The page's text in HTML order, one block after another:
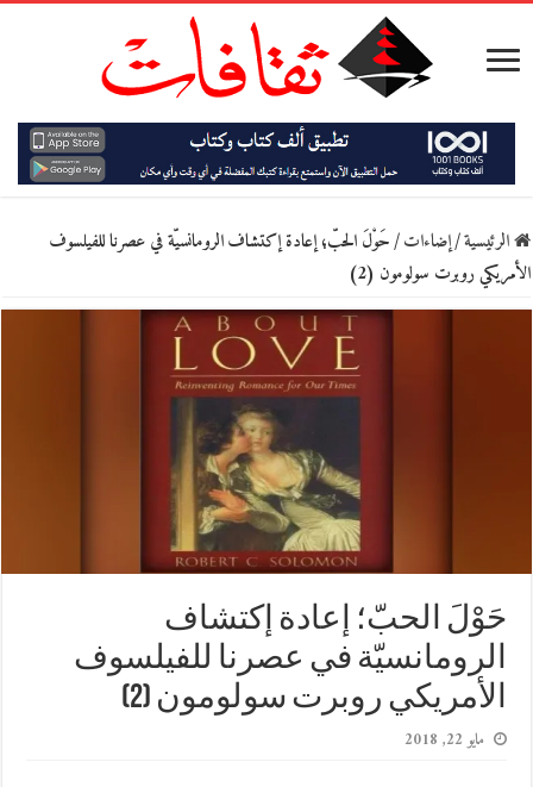
الرئيسية/إضاءات/حَوْلَ الحبّ؛ إعادة إكتشاف الرومانسيّة في عصرنا للفيلسوف
الأمريكي روبرت سولومون (2)
حَوْلَ الحبّ؛ إعادة إكتشاف
الرومانسيّة في عصرنا للفيلسوف
الأمريكي روبرت سولومون (2)
مايو 22, 2018